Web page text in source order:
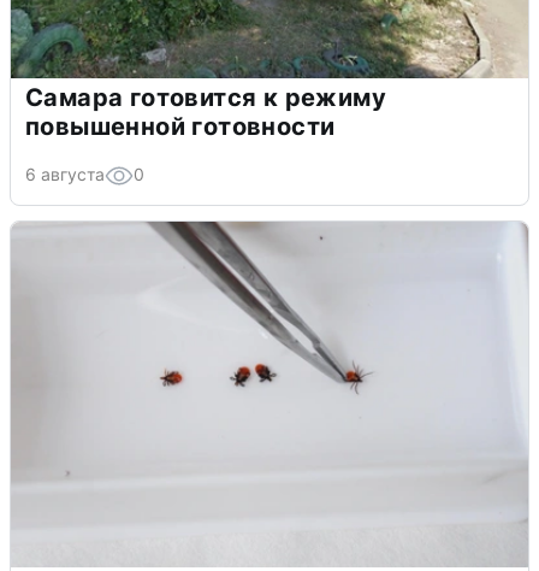
Самара готовится к режиму
повышенной готовности
6 августа 0